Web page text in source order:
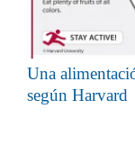
Una
según Harvard